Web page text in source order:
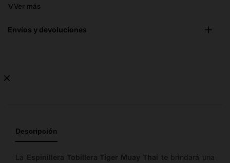
˅Ver más
Envíos y devoluciones
✕
tallas
disponible.
Descripción
La Espinillera Tobillera Tiger Muay Thai te brindará una